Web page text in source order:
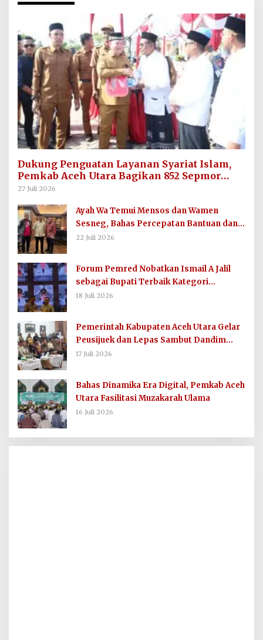
Dukung Penguatan Layanan Syariat Islam,
Pemkab Aceh Utara Bagikan 852 Sepmor
untuk Imum Gampong
27 Juli 2026
Ayah Wa Temui Mensos dan Wamen
Sesneg, Bahas Percepatan Bantuan dan
Dana Direktif Presiden
22 Juli 2026
Forum Pemred Nobatkan Ismail A Jalil
sebagai Bupati Terbaik Kategori
Komunikasi dan Informasi Publik
18 Juli 2026
Pemerintah Kabupaten Aceh Utara Gelar
Peusijuek dan Lepas Sambut Dandim
0103/AUT
17 Juli 2026
Bahas Dinamika Era Digital, Pemkab Aceh
Utara Fasilitasi Muzakarah Ulama
16 Juli 2026